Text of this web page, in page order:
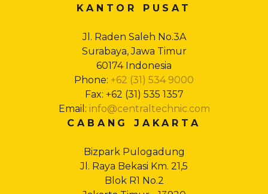
KANTOR PUSAT
Jl. Raden Saleh No.3A
Surabaya, Jawa Timur
60174 Indonesia
Phone: +62 (31) 534 9000
Fax: +62 (31) 535 1357
Email: info@centraltechnic.com
CABANG JAKARTA
Bizpark Pulogadung
Jl. Raya Bekasi Km. 21,5
Blok R1 No.2